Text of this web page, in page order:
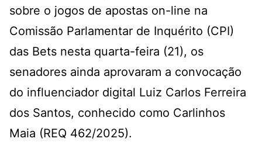
sobre o jogos de apostas on-line na
Comissão Parlamentar de Inquérito (CPI)
das Bets nesta quarta-feira (21), os
senadores ainda aprovaram a convocação
do influenciador digital Luiz Carlos Ferreira
dos Santos, conhecido como Carlinhos
Maia (REQ 462/2025).